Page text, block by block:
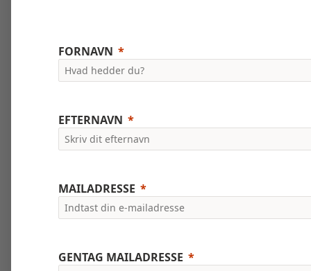
FORNAVN
EFTERNAVN
MAILADRESSE
GENTAG MAILADRESSE